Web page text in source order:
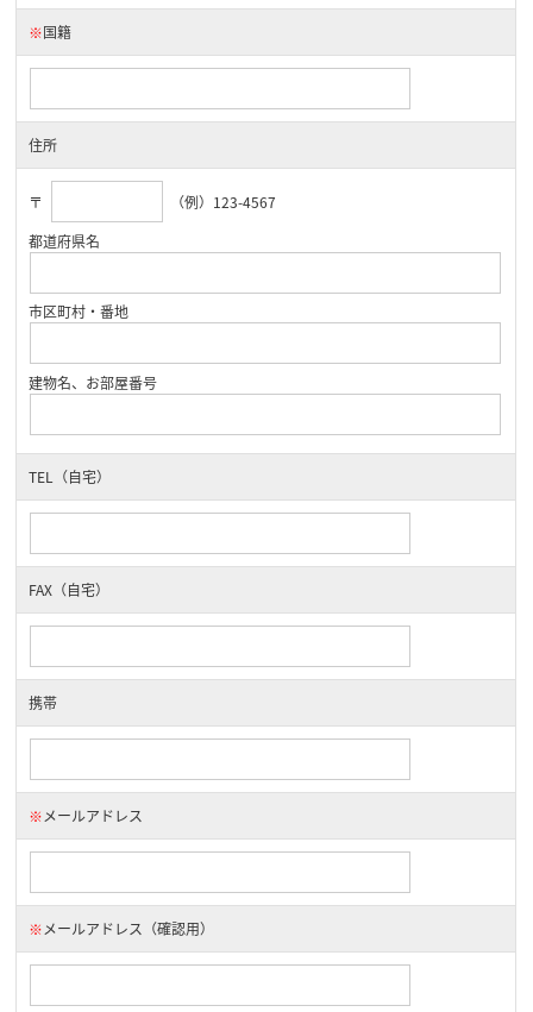
※国籍
住所
〒
（例）123-4567
都道府県名
市区町村・番地
建物名、お部屋番号
TEL（自宅）
FAX（自宅）
携帯
※メールアドレス
※メールアドレス（確認用）